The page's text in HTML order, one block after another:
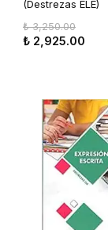
(Destrezas ELE)
₺ 3,250.00
₺ 2,925.00